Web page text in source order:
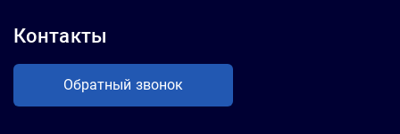
Контакты
Обратный звонок